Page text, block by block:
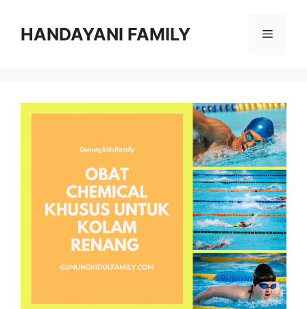
HANDAYANI FAMILY Menu